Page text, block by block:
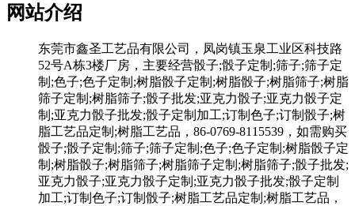
网站介绍
东莞市鑫圣工艺品有限公司，凤岗镇玉泉工业区科技路
52号A栋3楼厂房，主要经营骰子;骰子定制;筛子;筛子定
制;色子;色子定制;树脂骰子定制;树脂骰子;树脂筛子;树脂
筛子定制;树脂筛子;骰子批发;亚克力骰子;亚克力骰子定
制;亚克力骰子批发;骰子定制加工;订制色子;订制骰子;树
脂工艺品定制;树脂工艺品，86-0769-8115539，如需购买
骰子;骰子定制;筛子;筛子定制;色子;色子定制;树脂骰子定
制;树脂骰子;树脂筛子;树脂筛子定制;树脂筛子;骰子批发;
亚克力骰子;亚克力骰子定制;亚克力骰子批发;骰子定制
加工;订制色子;订制骰子;树脂工艺品定制;树脂工艺品，